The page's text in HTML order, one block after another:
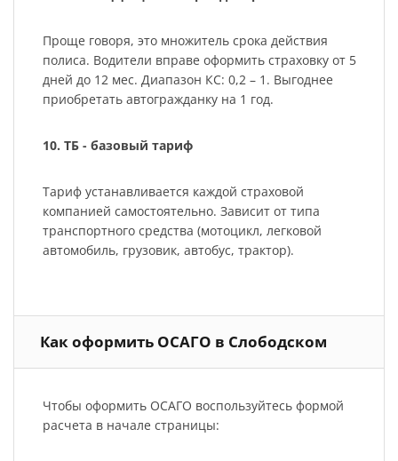
Проще говоря, это множитель срока действия
полиса. Водители вправе оформить страховку от 5
дней до 12 мес. Диапазон КС: 0,2 – 1. Выгоднее
приобретать автогражданку на 1 год.
10. ТБ - базовый тариф
Тариф устанавливается каждой страховой
компанией самостоятельно. Зависит от типа
транспортного средства (мотоцикл, легковой
автомобиль, грузовик, автобус, трактор).
Как оформить ОСАГО в Слободском
Чтобы оформить ОСАГО воспользуйтесь формой
расчета в начале страницы: